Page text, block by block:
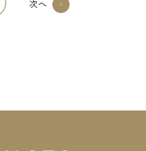
次へ